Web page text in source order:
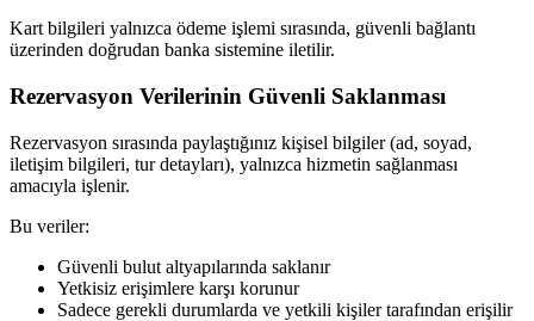
Kart bilgileri yalnızca ödeme işlemi sırasında, güvenli bağlantı
üzerinden doğrudan banka sistemine iletilir.
Rezervasyon Verilerinin Güvenli Saklanması
Rezervasyon sırasında paylaştığınız kişisel bilgiler (ad, soyad,
iletişim bilgileri, tur detayları), yalnızca hizmetin sağlanması
amacıyla işlenir.
Bu veriler:
Güvenli bulut altyapılarında saklanır
Yetkisiz erişimlere karşı korunur
Sadece gerekli durumlarda ve yetkili kişiler tarafından erişilir